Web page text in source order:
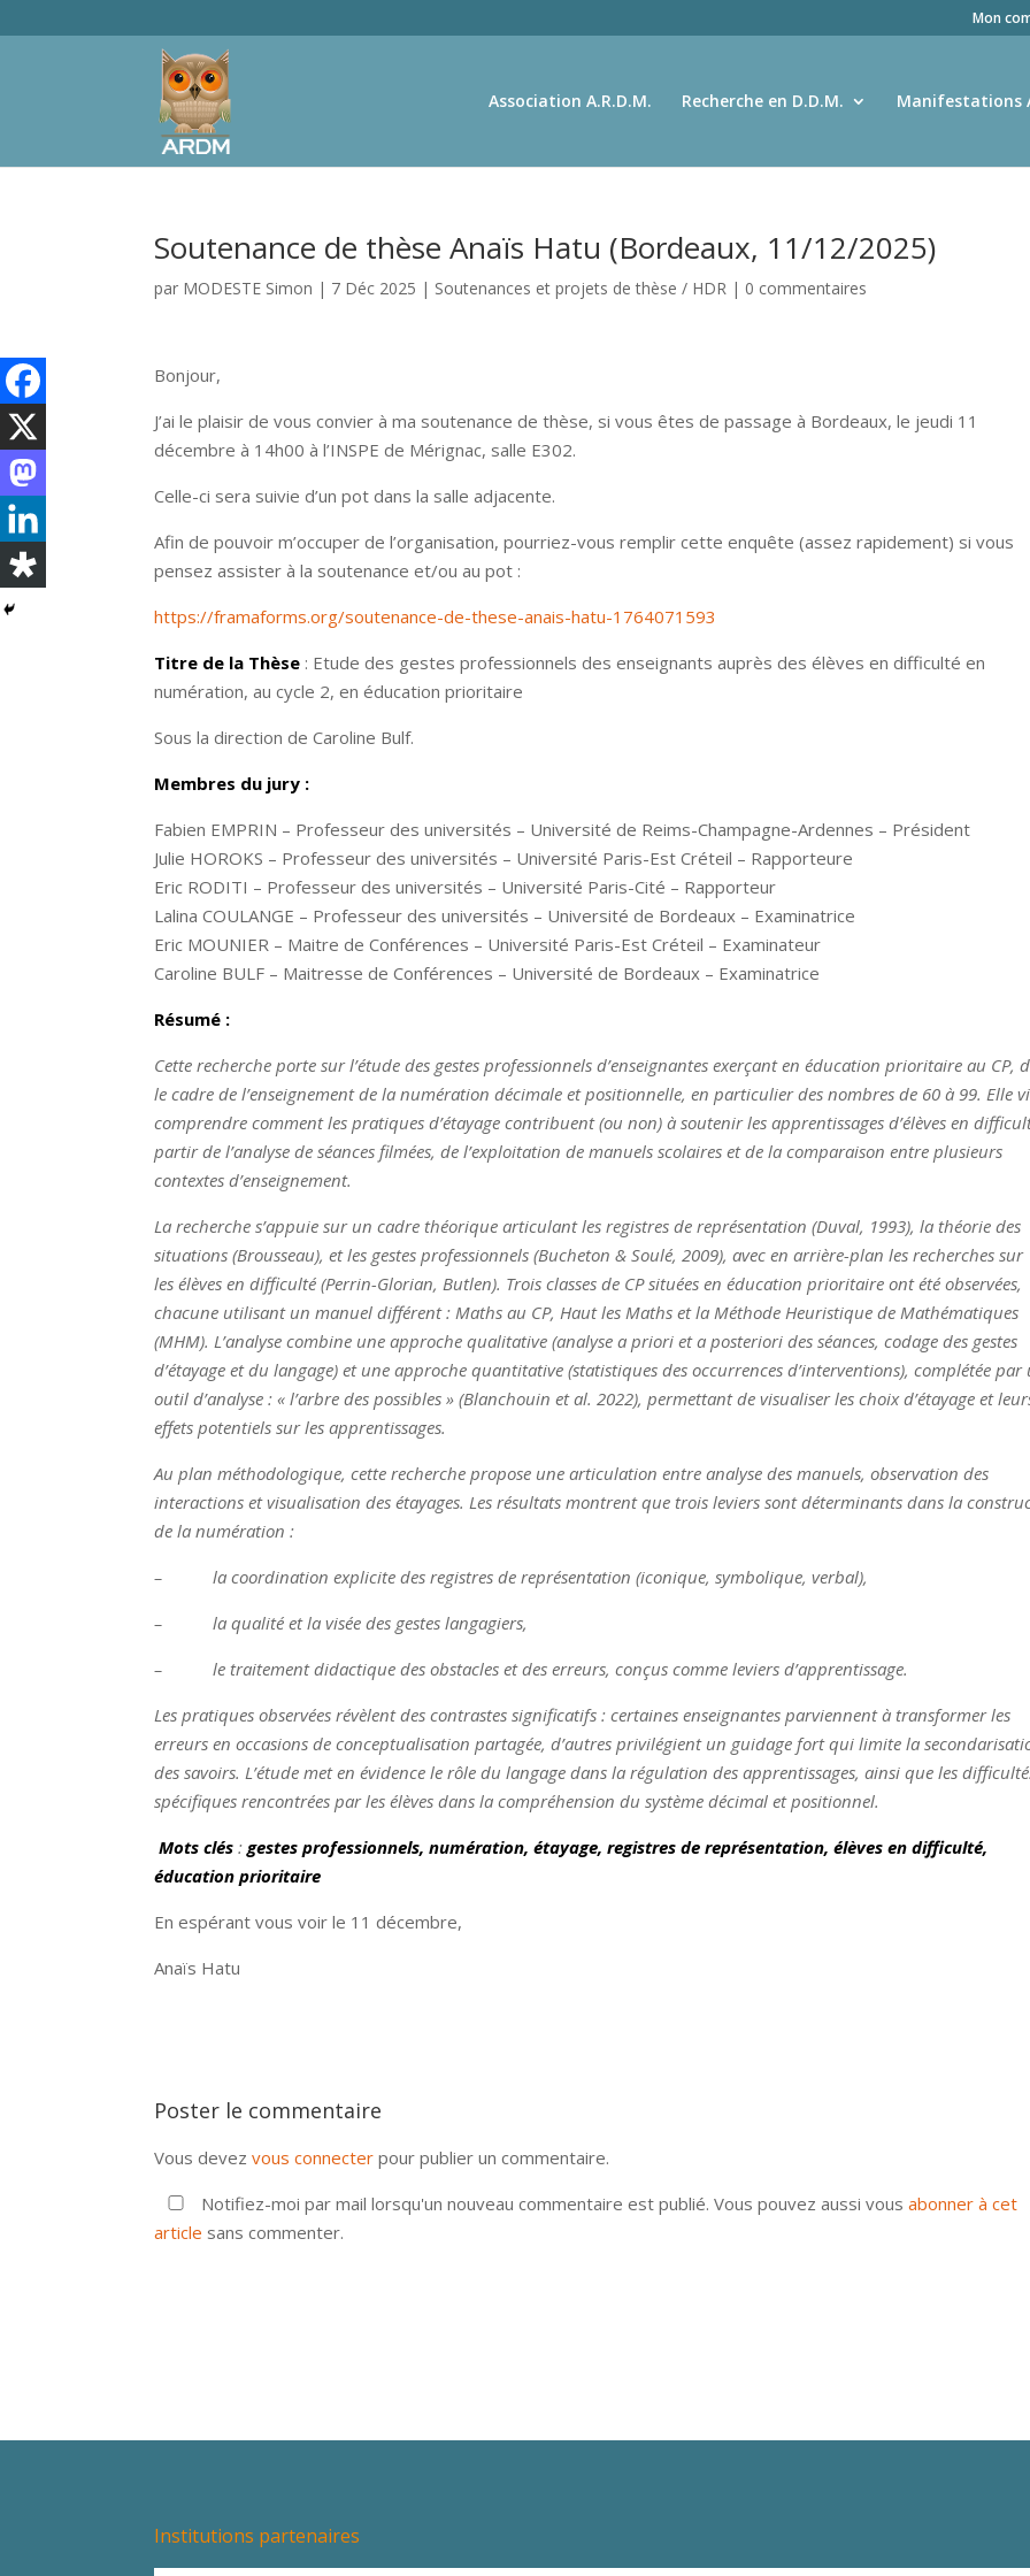
Mon
Association A.R.D.M. Recherche en D.D.M. Manifestations
Soutenance de thèse Anaïs Hatu (Bordeaux, 11/12/2025)
par MODESTE Simon | 7 Déc 2025 | Soutenances et projets de thèse / HDR | 0 commentaires
Bonjour,
J’ai le plaisir de vous convier à ma soutenance de thèse, si vous êtes de passage à Bordeaux, le jeudi 11
décembre à 14h00 à l’INSPE de Mérignac, salle E302.
Celle-ci sera suivie d’un pot dans la salle adjacente.
Afin de pouvoir m’occuper de l’organisation, pourriez-vous remplir cette enquête (assez rapidement) si vous
pensez assister à la soutenance et/ou au pot :
https://framaforms.org/soutenance-de-these-anais-hatu-1764071593
Titre de la Thèse : Etude des gestes professionnels des enseignants auprès des élèves en difficulté en
numération, au cycle 2, en éducation prioritaire
Sous la direction de Caroline Bulf.
Membres du jury :
Fabien EMPRIN – Professeur des universités – Université de Reims-Champagne-Ardennes – Président
Julie HOROKS – Professeur des universités – Université Paris-Est Créteil – Rapporteure
Eric RODITI – Professeur des universités – Université Paris-Cité – Rapporteur
Lalina COULANGE – Professeur des universités – Université de Bordeaux – Examinatrice
Eric MOUNIER – Maitre de Conférences – Université Paris-Est Créteil – Examinateur
Caroline BULF – Maitresse de Conférences – Université de Bordeaux – Examinatrice
Résumé :
Cette recherche porte sur l’étude des gestes professionnels d’enseignantes exerçant en éducation prioritaire au CP,
le cadre de l’enseignement de la numération décimale et positionnelle, en particulier des nombres de 60 à 99. Elle
comprendre comment les pratiques d’étayage contribuent (ou non) à soutenir les apprentissages d’élèves en
partir de l’analyse de séances filmées, de l’exploitation de manuels scolaires et de la comparaison entre plusieurs
contextes d’enseignement.
La recherche s’appuie sur un cadre théorique articulant les registres de représentation (Duval, 1993), la théorie des
situations (Brousseau), et les gestes professionnels (Bucheton & Soulé, 2009), avec en arrière-plan les recherches sur
les élèves en difficulté (Perrin-Glorian, Butlen). Trois classes de CP situées en éducation prioritaire ont été observées,
chacune utilisant un manuel différent : Maths au CP, Haut les Maths et la Méthode Heuristique de Mathématiques
(MHM). L’analyse combine une approche qualitative (analyse a priori et a posteriori des séances, codage des gestes
d’étayage et du langage) et une approche quantitative (statistiques des occurrences d’interventions), complétée par
outil d’analyse : « l’arbre des possibles » (Blanchouin et al. 2022), permettant de visualiser les choix d’étayage et
effets potentiels sur les apprentissages.
Au plan méthodologique, cette recherche propose une articulation entre analyse des manuels, observation des
interactions et visualisation des étayages. Les résultats montrent que trois leviers sont déterminants dans la
de la numération :
– la coordination explicite des registres de représentation (iconique, symbolique, verbal),
– la qualité et la visée des gestes langagiers,
– le traitement didactique des obstacles et des erreurs, conçus comme leviers d’apprentissage.
Les pratiques observées révèlent des contrastes significatifs : certaines enseignantes parviennent à transformer les
erreurs en occasions de conceptualisation partagée, d’autres privilégient un guidage fort qui limite la
des savoirs. L’étude met en évidence le rôle du langage dans la régulation des apprentissages, ainsi que les
spécifiques rencontrées par les élèves dans la compréhension du système décimal et positionnel.
Mots clés :gestes professionnels, numération, étayage, registres de représentation, élèves en difficulté,
éducation prioritaire
En espérant vous voir le 11 décembre,
Anaïs Hatu
Poster le commentaire
Vous devezvous connecter pour publier un commentaire.
Notifiez-moi par mail lorsqu'un nouveau commentaire est publié. Vous pouvez aussi vousabonner à cet
article sans commenter.
Institutions partenaires